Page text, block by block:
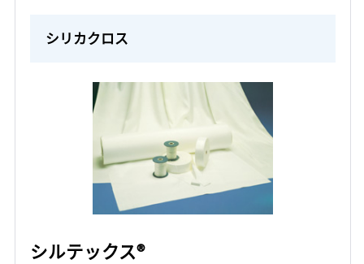
シリカクロス
シルテックス®